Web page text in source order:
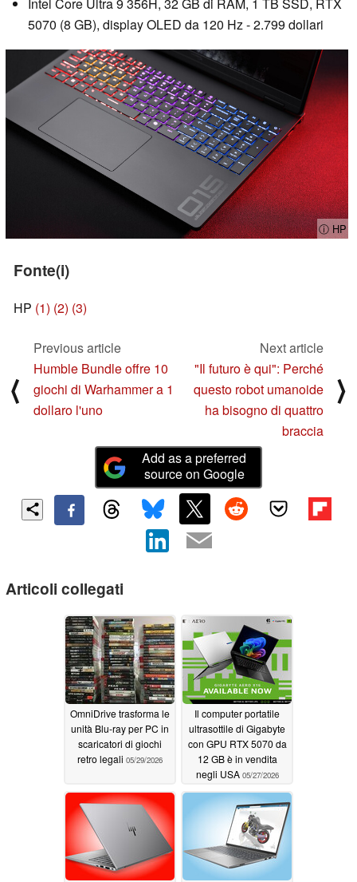
Intel Core Ultra 9 356H, 32 GB di RAM, 1 TB SSD, RTX
5070 (8 GB), display OLED da 120 Hz - 2.799 dollari
ⓘ HP
Fonte(i)
HP (1) (2) (3)
⟨
Previous article
Humble Bundle offre 10
giochi di Warhammer a 1
dollaro l'uno
Next article
"Il futuro è qui": Perché
questo robot umanoide
ha bisogno di quattro
braccia
⟩
Add as a preferred
source on Google
Articoli collegati
OmniDrive trasforma le
unità Blu-ray per PC in
scaricatori di giochi
retro legali 05/29/2026
Il computer portatile
ultrasottile di Gigabyte
con GPU RTX 5070 da
12 GB è in vendita
negli USA 05/27/2026